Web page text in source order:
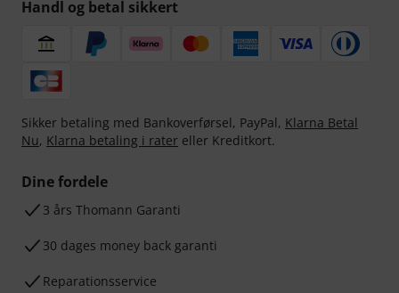
Handl og betal sikkert
Sikker betaling med Bankoverførsel, PayPal, Klarna Betal
Nu, Klarna betaling i rater eller Kreditkort.
Dine fordele
3 års Thomann Garanti
30 dages money back garanti
Reparationsservice